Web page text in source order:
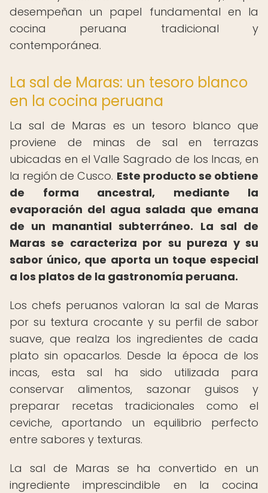
desempeñan un papel fundamental en la
cocina peruana tradicional y
contemporánea.
La sal de Maras: un tesoro blanco
en la cocina peruana
La sal de Maras es un tesoro blanco que
proviene de minas de sal en terrazas
ubicadas en el Valle Sagrado de los Incas, en
la región de Cusco. Este producto se obtiene
de forma ancestral, mediante la
evaporación del agua salada que emana
de un manantial subterráneo. La sal de
Maras se caracteriza por su pureza y su
sabor único, que aporta un toque especial
a los platos de la gastronomía peruana.
Los chefs peruanos valoran la sal de Maras
por su textura crocante y su perfil de sabor
suave, que realza los ingredientes de cada
plato sin opacarlos. Desde la época de los
incas, esta sal ha sido utilizada para
conservar alimentos, sazonar guisos y
preparar recetas tradicionales como el
ceviche, aportando un equilibrio perfecto
entre sabores y texturas.
La sal de Maras se ha convertido en un
ingrediente imprescindible en la cocina